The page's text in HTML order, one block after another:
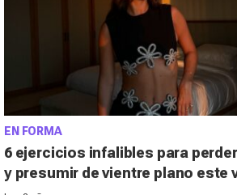
EN FORMA
6 ejercicios infalibles para
y presumir de vientre plano este